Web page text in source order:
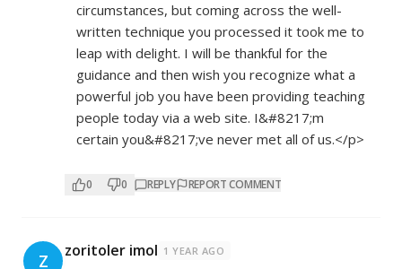
circumstances, but coming across the well-
written technique you processed it took me to
leap with delight. I will be thankful for the
guidance and then wish you recognize what a
powerful job you have been providing teaching
people today via a web site. I&#8217;m
certain you&#8217;ve never met all of us.</p>
0 0 REPLY REPORT COMMENT
Z zoritoler imol 1 YEAR AGO